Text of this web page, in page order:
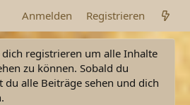
Anmelden Registrieren
registrieren um alle Inhalte
zu können. Sobald du
alle Beiträge sehen und dich